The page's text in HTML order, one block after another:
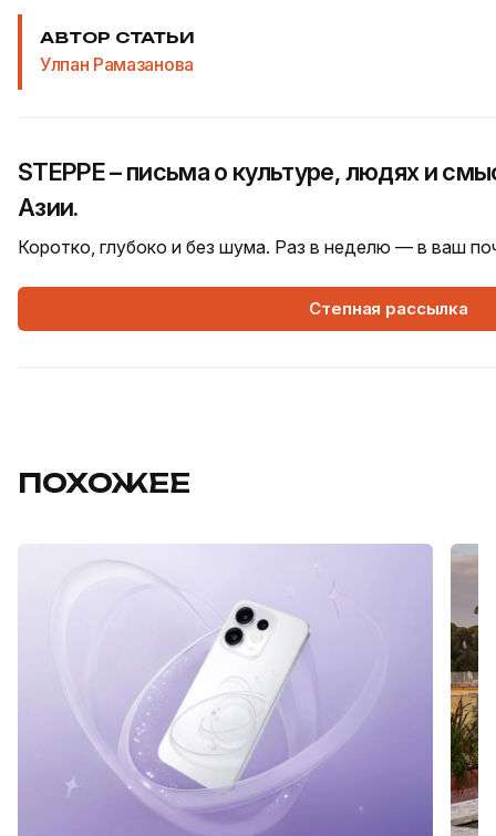
АВТОР СТАТЬИ
Улпан Рамазанова
STEPPE – письма о культуре, людях и
Азии.
Коротко, глубоко и без шума. Раз в неделю — в ваш
Степная рассылка
ПОХОЖЕЕ